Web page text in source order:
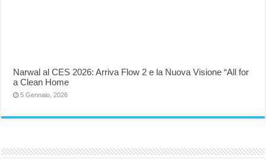
Narwal al CES 2026: Arriva Flow 2 e la Nuova Visione “All for
a Clean Home
5 Gennaio, 2026